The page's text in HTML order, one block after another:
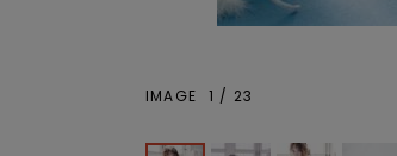
IMAGE 1 / 23